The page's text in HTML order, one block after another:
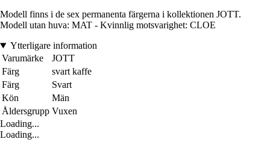
Modell finns i de sex permanenta färgerna i kollektionen JOTT.
Modell utan huva: MAT - Kvinnlig motsvarighet: CLOE
Ytterligare information
Varumärke
JOTT
Färg
svart kaffe
Färg
Svart
Kön
Män
Åldersgrupp Vuxen
Loading...
Loading...